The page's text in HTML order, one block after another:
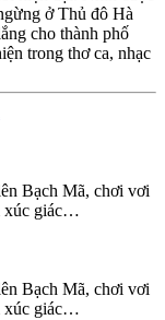
ở Thủ đô Hà
cho thành phố
trong thơ ca, nhạc
Bạch Mã, chơi vơi
xúc giác…
Bạch Mã, chơi vơi
xúc giác…